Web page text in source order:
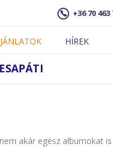
+36 70 463
HÍREK
akár egész albumokat